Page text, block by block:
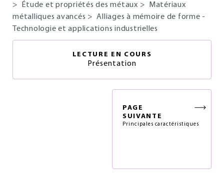
>
Étude et propriétés des métaux >
Matériaux
métalliques avancés >Alliages à mémoire de forme -
Technologie et applications industrielles
LECTURE EN COURS
Présentation
PAGE
SUIVANTE
Principales caractéristiques